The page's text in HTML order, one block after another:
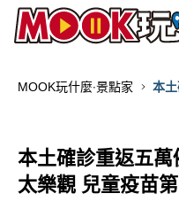
MOOK玩什麼‧景點家
本
本土確診重返五
太樂觀 兒童疫苗